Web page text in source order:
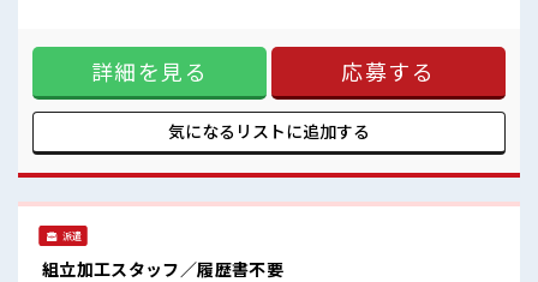
製品情報】各種カレンダー製品 ■お仕事PR ≪稼ぎたい人向け
≫ 高収入を希望される方にオススメ。 残業は月20時間以上あ
ります♪ ≪ヘアカラーOKで自由な雰囲気の職場≫ 明るすぎ
たり奇抜でなければ基本的に自由！ (規定有)≪未経験でも活
躍できる≫ 新しいことにチャレンジするのは不安だけど、 し
っかり働く環境が整っています！ イチからスキルUP・ステッ
る≫ 困った事などがあれば、 担当がしっかりサポートしま
す！ ■職場の雰囲気 明るすぎたり奇抜過ぎなければヘアカラ
詳細を見る 応募する
気になるリストに追加する
派遣
組立加工スタッフ／履歴書不要